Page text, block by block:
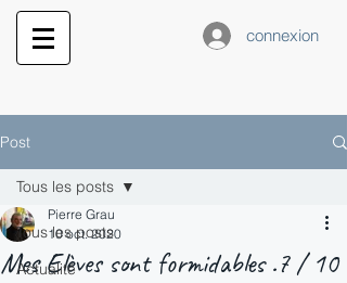
connexion
Post
Tous les posts
Actualité
Tous les posts
Mes Elèves sont formidables .7 / 10
Pierre Grau
10 oct. 2020